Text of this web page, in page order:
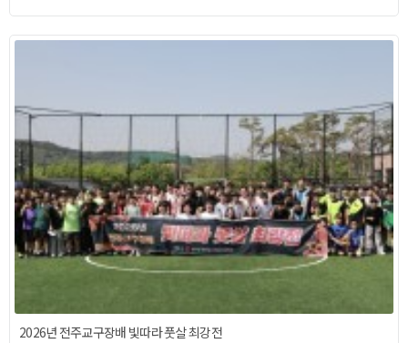
2026년 전주교구장배 빛따라 풋살 최강전